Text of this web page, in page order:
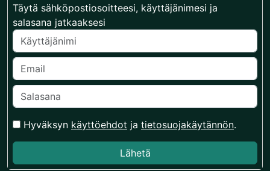
Täytä sähköpostiosoitteesi, käyttäjänimesi ja
salasana jatkaaksesi
Hyväksyn käyttöehdot ja tietosuojakäytännön.
Lähetä